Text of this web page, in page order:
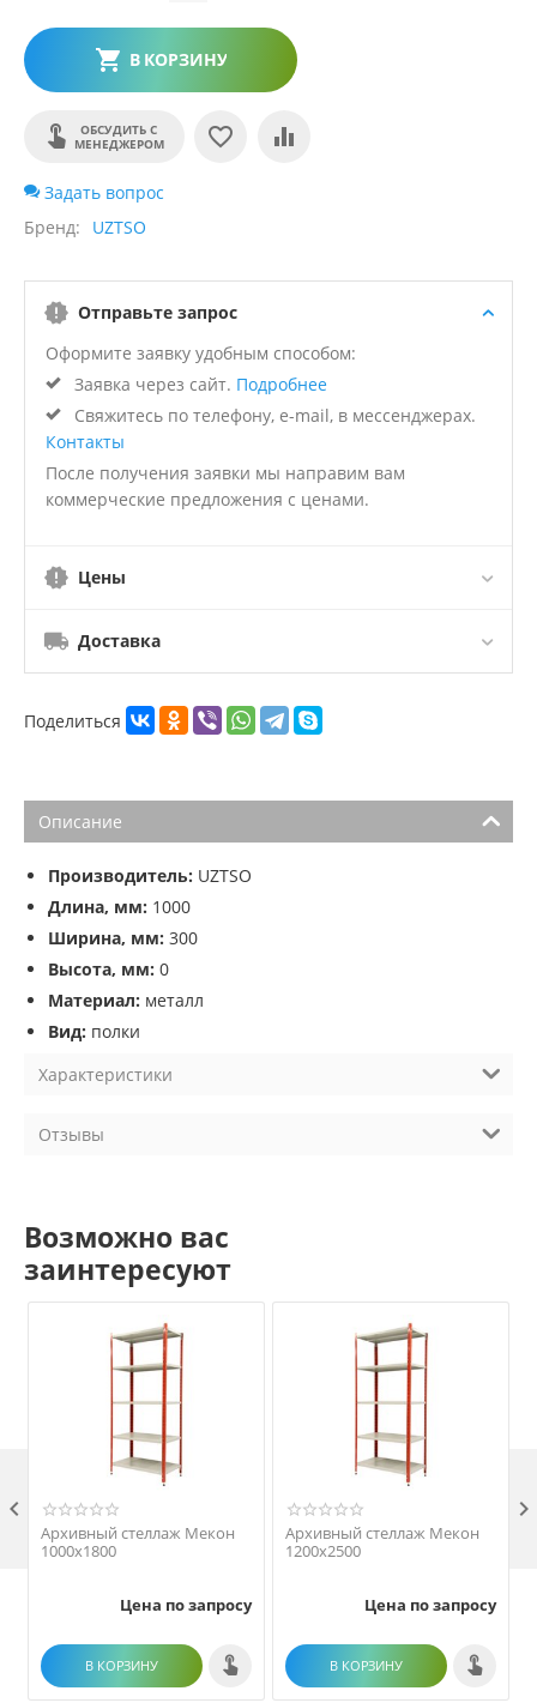
В КОРЗИНУ
ОБСУДИТЬ С
МЕНЕДЖЕРОМ
Задать вопрос
Бренд
UZTSO
Отправьте запрос
Оформите заявку удобным способом:
Заявка через сайт. Подробнее
Свяжитесь по телефону, e-mail, в мессенджерах.
Контакты
После получения заявки мы направим вам
коммерческие предложения с ценами.
Цены
Доставка
Поделиться
Описание
Производитель: UZTSO
Длина, мм: 1000
Ширина, мм: 300
Высота, мм: 0
Материал: металл
Вид: полки
Характеристики
Отзывы
Возможно вас
заинтересуют
Архивный стеллаж Мекон
1000х1800
Цена по запросу
В КОРЗИНУ
Архивный стеллаж Мекон
1200х2500
Цена по запросу
В КОРЗИНУ
 